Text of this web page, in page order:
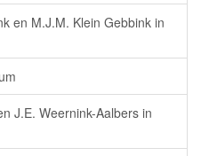
en M.J.M. Klein Gebbink in
J.E. Weernink-Aalbers in